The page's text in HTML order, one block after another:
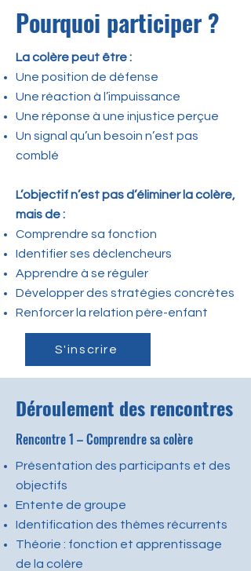
Pourquoi participer ?
La colère peut être :
Une position de défense
Une réaction à l’impuissance
Une réponse à une injustice perçue
Un signal qu’un besoin n’est pas
comblé
L’objectif n’est pas d’éliminer la colère,
mais de :
Comprendre sa fonction
Identifier ses déclencheurs
Apprendre à se réguler
Développer des stratégies concrètes
Renforcer la relation père-enfant
S'inscrire
Déroulement des rencontres
Rencontre 1 – Comprendre sa colère
Présentation des participants et des
objectifs
Entente de groupe
Identification des thèmes récurrents
Théorie : fonction et apprentissage
de la colère